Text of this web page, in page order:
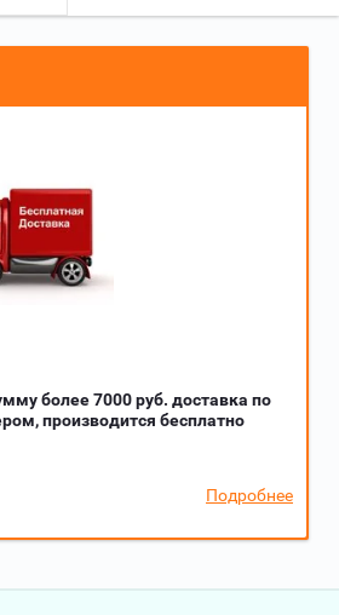
более 7000 руб. доставка по
производится бесплатно
Подробнее